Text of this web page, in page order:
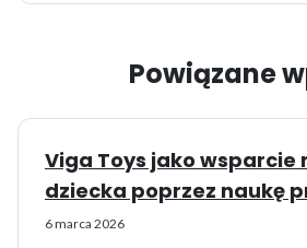
Powiązane
Viga Toys jako wsparcie
dziecka poprzez naukę
6 marca 2026